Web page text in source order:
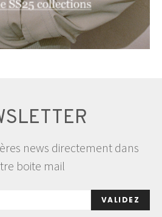
news directement dans
boite mail
VALIDEZ